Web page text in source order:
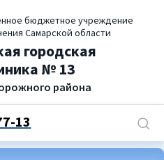
бюджетное учреждение
Самарской области
городская
№ 13
района
13